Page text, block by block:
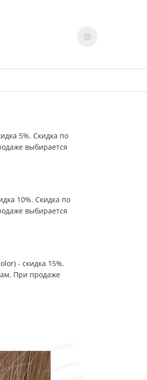
5%. Скидка по
выбирается
10%. Скидка по
выбирается
- скидка 15%.
При продаже